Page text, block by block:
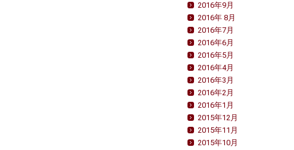
2016年9月
2016年 8月
2016年7月
2016年6月
2016年5月
2016年4月
2016年3月
2016年2月
2016年1月
2015年12月
2015年11月
2015年10月